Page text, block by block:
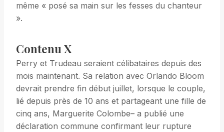
même « posé sa main sur les fesses du chanteur
».
Contenu X
Perry et Trudeau seraient célibataires depuis des
mois maintenant. Sa relation avec Orlando Bloom
devrait prendre fin début juillet, lorsque le couple,
lié depuis près de 10 ans et partageant une fille de
cinq ans, Marguerite Colombe– a publié une
déclaration commune confirmant leur rupture